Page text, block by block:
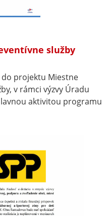
služby
do projektu Miestne
v rámci výzvy Úradu
aktivitou programu